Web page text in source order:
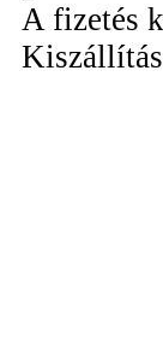
A fizetés